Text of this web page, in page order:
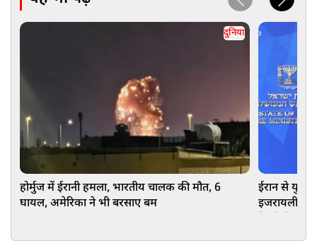
दुनिया
होर्मुज में ईरानी हमला, भारतीय चालक की मौत, 6
घायल, अमेरिका ने भी बरसाए बम
ईरान से युद्ध
इजरायली